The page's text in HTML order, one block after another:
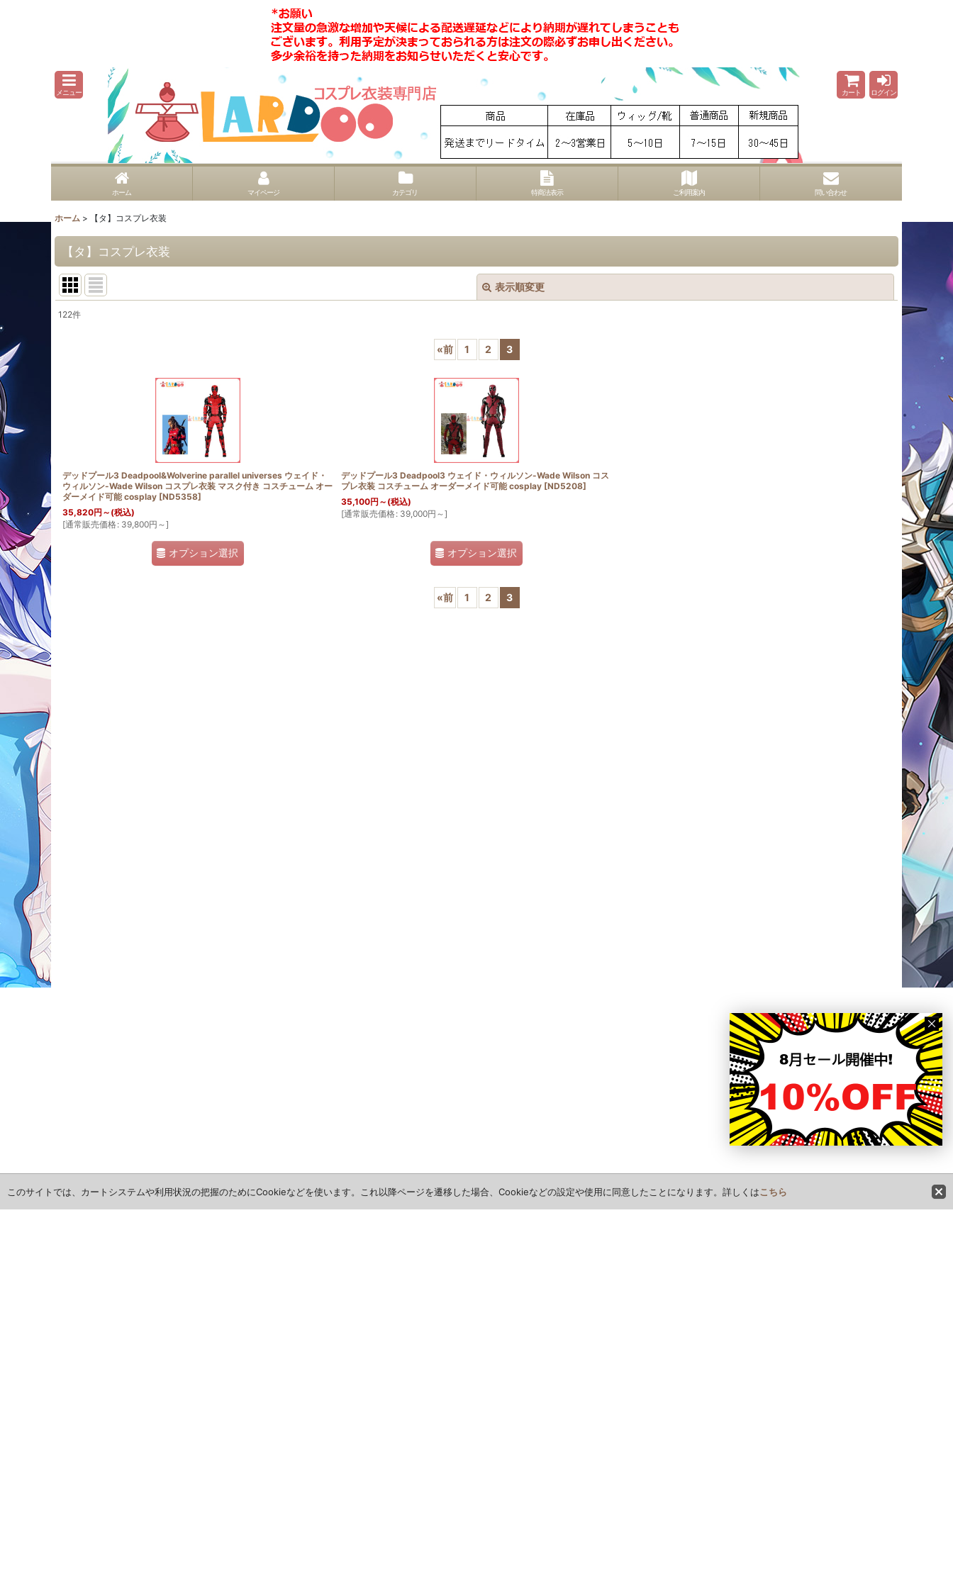
メニュー カート ログイン
ホーム マイページ カテゴリ 特商法表示 ご利用案内 問い合わせ
ホーム > 【タ】コスプレ衣装
【タ】コスプレ衣装
表示順変更
絞り込む
122件
«前 1 2 3
デッドプール3 Deadpool&Wolverine parallel universes ウェイド・
ウィルソン-Wade Wilson コスプレ衣装 マスク付き コスチューム オー
ダーメイド可能 cosplay [ND5358]
35,820円 ～ (税込)
[通常販売価格: 39,800円 ～]
オプション選択
デッドプール3 Deadpool3 ウェイド・ウィルソン-Wade Wilson コス
プレ衣装 コスチューム オーダーメイド可能 cosplay [ND5208]
35,100円 ～ (税込)
[通常販売価格: 39,000円 ～]
オプション選択
«前 1 2 3
このサイトでは、カートシステムや利用状況の把握のためにCookieなどを使います。これ以降ページを遷移した場合、Cookieなどの設定や使用に同意したことになります。詳しくはこちら